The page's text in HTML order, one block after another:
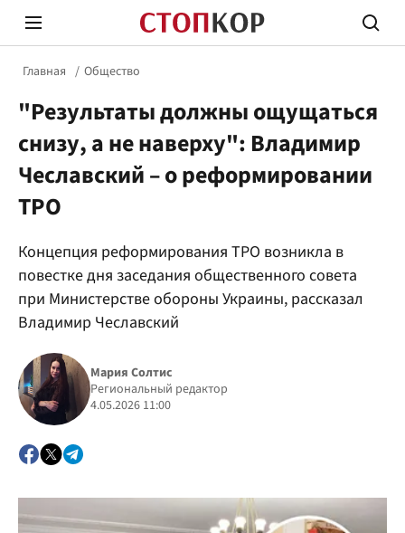
Стоп Политической Коррупции
Политика
Главная Общество
"Результаты должны ощущаться
снизу, а не наверху": Владимир
Чеславский – о реформировании
ТРО
Концепция реформирования ТРО возникла в
повестке дня заседания общественного совета
при Министерстве обороны Украины, рассказал
Владимир Чеславский
Мария Солтис
Региональный редактор
4.05.2026 11:00